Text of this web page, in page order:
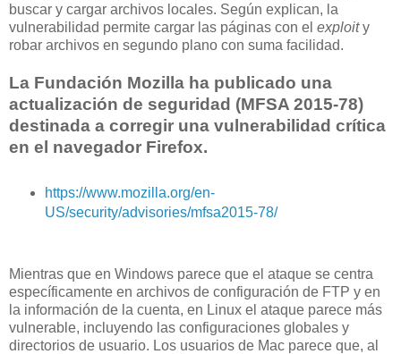
buscar y cargar archivos locales. Según explican, la
vulnerabilidad permite cargar las páginas con el exploity
robar archivos en segundo plano con suma facilidad.
La Fundación Mozilla ha publicado una
actualización de seguridad (MFSA 2015-78)
destinada a corregir una vulnerabilidad crítica
en el navegador Firefox.
https://www.mozilla.org/en-
US/security/advisories/mfsa2015-78/
Mientras que en Windows parece que el ataque se centra
específicamente en archivos de configuración de FTP y en
la información de la cuenta, en Linux el ataque parece más
vulnerable, incluyendo las configuraciones globales y
directorios de usuario. Los usuarios de Mac parece que, al